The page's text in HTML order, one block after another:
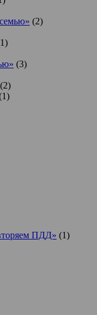
(2)
(3)
(2)
ПДД» (1)